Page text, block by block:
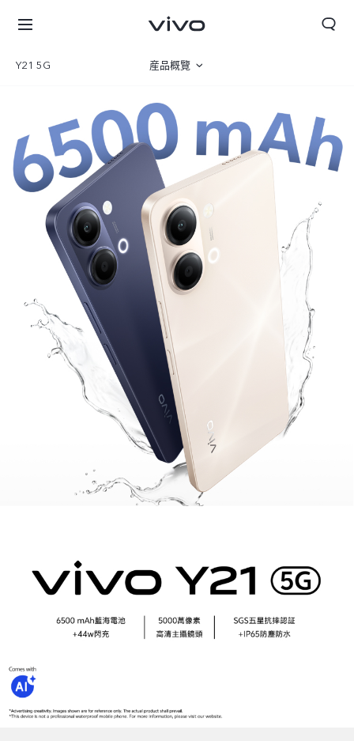
Y21 5G 産品概覽
圖片
規格參數